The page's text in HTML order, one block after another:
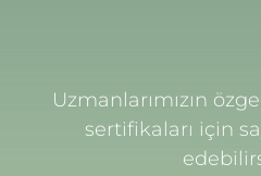
Uzmanlarımızın
sertifikaları için